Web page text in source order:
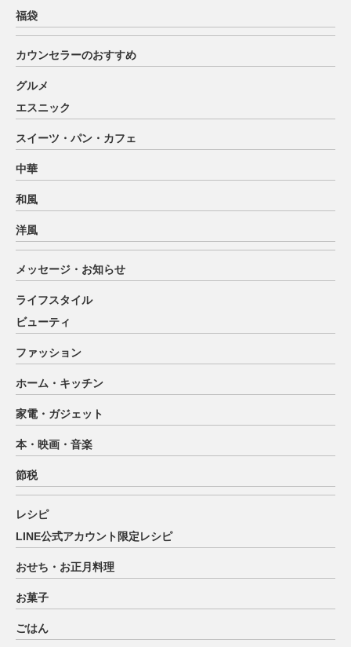
福袋
カウンセラーのおすすめ
グルメ
エスニック
スイーツ・パン・カフェ
中華
和風
洋風
メッセージ・お知らせ
ライフスタイル
ビューティ
ファッション
ホーム・キッチン
家電・ガジェット
本・映画・音楽
節税
レシピ
LINE公式アカウント限定レシピ
おせち・お正月料理
お菓子
ごはん